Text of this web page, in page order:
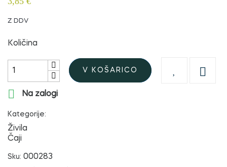
Z DDV
Količina
V KOŠARICO


Na zalogi
Kategorije:
Živila
Čaji
Sku: 000283